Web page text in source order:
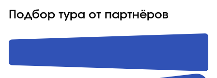
Подбор тура от партнёров